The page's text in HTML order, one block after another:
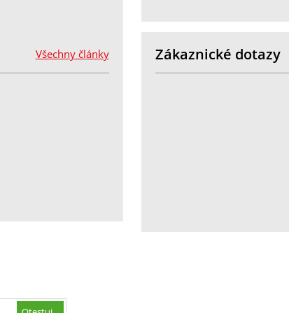
Všechny články Zákaznické dotazy